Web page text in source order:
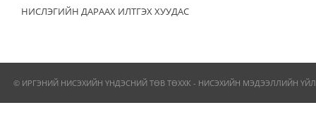
НИСЛЭГИЙН ДАРААХ ИЛТГЭХ ХУУДАС
© ИРГЭНИЙ НИСЭХИЙН ҮНДЭСНИЙ ТӨВ ТӨХХК - НИСЭХИЙН МЭДЭЭЛЛИЙН